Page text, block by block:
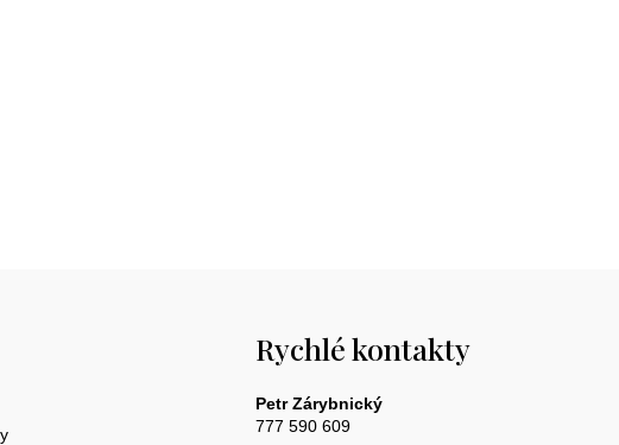
Rychlé kontakty
Petr Zárybnický
777 590 609